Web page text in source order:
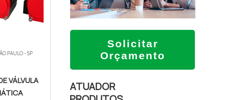
PAULO - SP
VÁLVULA
Solicitar
Orçamento
ATUADOR